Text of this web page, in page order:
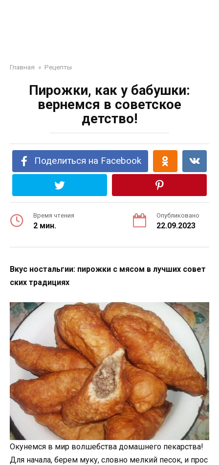
Главная » Рецепты
Пирожки, как у бабушки:
вернемся в советское
детство!
Поделиться на Facebook
Время чтения
2 мин.
Опубликовано
22.09.2023
Вкус ностальгии: пирожки с мясом в лучших совет
ских традициях
Окунемся в мир волшебства домашнего пекарства!
Для начала, берем муку, словно мелкий песок, и прос